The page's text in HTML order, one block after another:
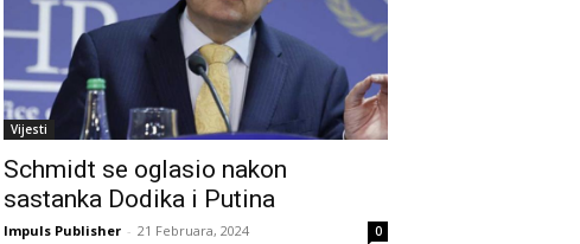
Vijesti
Schmidt se oglasio nakon
sastanka Dodika i Putina
Impuls Publisher - 21 Februara, 2024 0